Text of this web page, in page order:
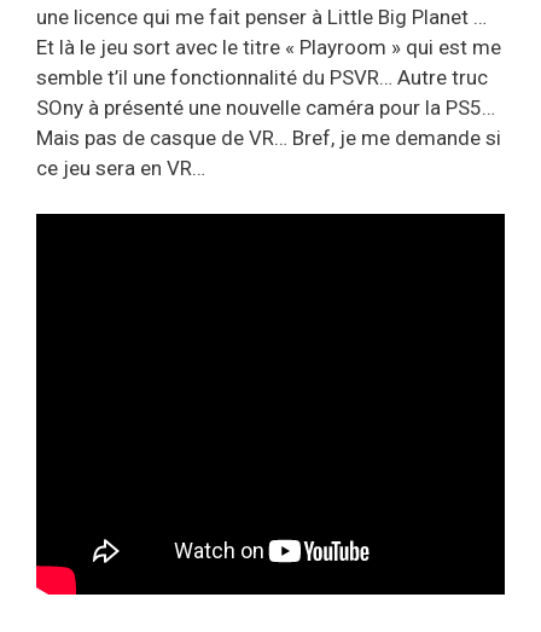
une licence qui me fait penser à Little Big Planet …
Et là le jeu sort avec le titre « Playroom » qui est me
semble t’il une fonctionnalité du PSVR… Autre truc
SOny à présenté une nouvelle caméra pour la PS5…
Mais pas de casque de VR… Bref, je me demande si
ce jeu sera en VR…